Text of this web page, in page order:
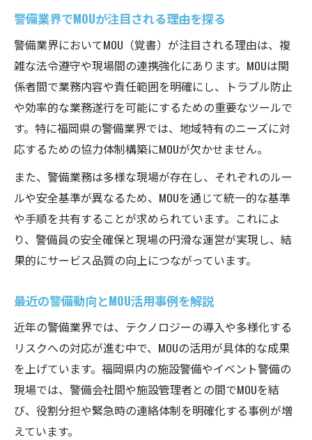
警備ミスを減らすためのMOU導入例
警備マニュアルとMOUの違いを理解しよう
MOUを通じた警備業務効率化のヒント
警備MOUが業務効率化にもたらす効果
警備の現場改善を促すMOU活用術
効率的な警備体制とMOUの関係性
警備業務改善のためのMOU活用事例
夜間警備が抱える課題とMOUの役割とは
夜間警備にMOUが必要な理由を解説
夜間警備のきつい現場をMOUで改善
学校警備員の夜間対応とMOUの重要性
夜間警備員の安全確保にMOUが必須な訳
資格取得を目指す方へ警備分野のMOU基礎知識
警備資格取得が有利になるMOUの基礎
警備教育指導責任者とMOUの関連性を解説
警備資格勉強時に押さえたいMOU知識
警備業界でMOUが注目される理由を探る
警備業界においてMOU（覚書）が注目される理由は、複
雑な法令遵守や現場間の連携強化にあります。MOUは関
係者間で業務内容や責任範囲を明確にし、トラブル防止
や効率的な業務遂行を可能にするための重要なツールで
す。特に福岡県の警備業界では、地域特有のニーズに対
応するための協力体制構築にMOUが欠かせません。
また、警備業務は多様な現場が存在し、それぞれのルー
ルや安全基準が異なるため、MOUを通じて統一的な基準
や手順を共有することが求められています。これによ
り、警備員の安全確保と現場の円滑な運営が実現し、結
果的にサービス品質の向上につながっています。
最近の警備動向とMOU活用事例を解説
近年の警備業界では、テクノロジーの導入や多様化する
リスクへの対応が進む中で、MOUの活用が具体的な成果
を上げています。福岡県内の施設警備やイベント警備の
現場では、警備会社間や施設管理者との間でMOUを結
び、役割分担や緊急時の連絡体制を明確化する事例が増
えています。